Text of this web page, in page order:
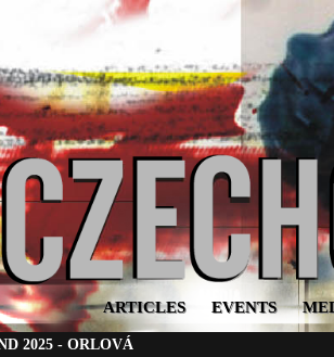
ARTICLES EVENTS
2025 - ORLOVÁ